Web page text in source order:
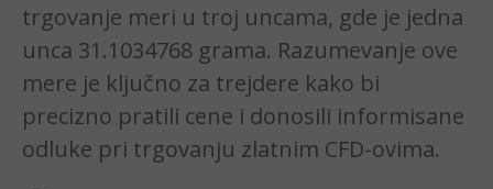
trgovanje meri u troj uncama, gde je jedna
unca 31.1034768 grama. Razumevanje ove
mere je ključno za trejdere kako bi
precizno pratili cene i donosili informisane
odluke pri trgovanju zlatnim CFD-ovima.